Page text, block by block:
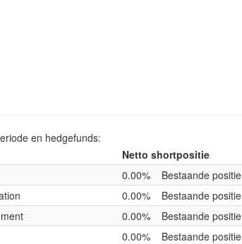
en hedgefunds:
Netto shortpositie
0.00%
Bestaande positie
0.00%
Bestaande positie
0.00%
Bestaande positie
0.00%
Bestaande positie